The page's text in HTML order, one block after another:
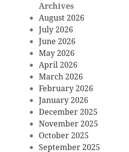
Archives
August 2026
July 2026
June 2026
May 2026
April 2026
March 2026
February 2026
January 2026
December 2025
November 2025
October 2025
September 2025